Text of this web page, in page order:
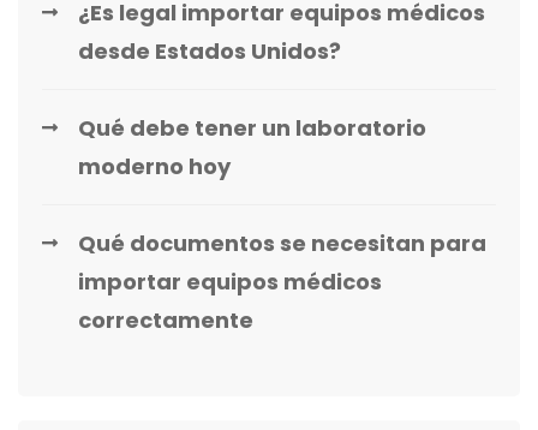
¿Es legal importar equipos médicos
desde Estados Unidos?
Qué debe tener un laboratorio
moderno hoy
Qué documentos se necesitan para
importar equipos médicos
correctamente